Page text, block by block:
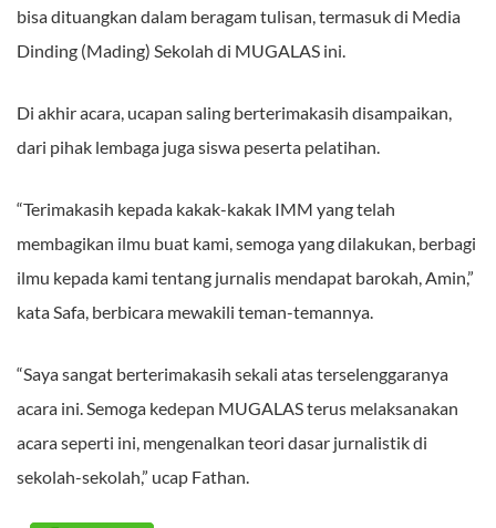
bisa dituangkan dalam beragam tulisan, termasuk di Media
Dinding (Mading) Sekolah di MUGALAS ini.
Di akhir acara, ucapan saling berterimakasih disampaikan,
dari pihak lembaga juga siswa peserta pelatihan.
“Terimakasih kepada kakak-kakak IMM yang telah
membagikan ilmu buat kami, semoga yang dilakukan, berbagi
ilmu kepada kami tentang jurnalis mendapat barokah, Amin,”
kata Safa, berbicara mewakili teman-temannya.
“Saya sangat berterimakasih sekali atas terselenggaranya
acara ini. Semoga kedepan MUGALAS terus melaksanakan
acara seperti ini, mengenalkan teori dasar jurnalistik di
sekolah-sekolah,” ucap Fathan.